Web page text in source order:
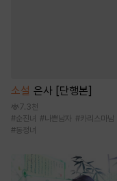
소설 은사 [단행본]
7.3천
#순진녀 #나쁜남자 #카리스마남
#동정녀